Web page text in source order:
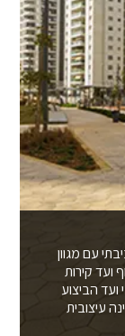
עם מגוון
ועד קירות
ועד הביצוע
עיצובית